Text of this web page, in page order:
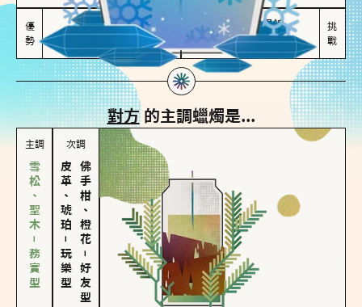
優
勢
無私奉獻
讓伴侶感受到關懷
較難設立界線
易有強烈情感依賴
挑
戰
對方的主調蠟燭是...
主調
雪松、聖木－務實型
次調
皮革、琥珀
－
玩樂型
佛手柑、橙花
－
好友型